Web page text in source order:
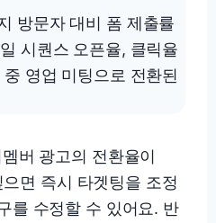
방문자 대비 폼 제출률
시퀀스 오픈율, 클릭율
중 영업 미팅으로 전환된
버 광고의 전환율이
면 즉시 타겟팅을 조정
를 수정할 수 있어요. 반